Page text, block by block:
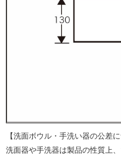
【洗面ボウル・手洗い器の公差に
洗面器や手洗器は製品の性質上